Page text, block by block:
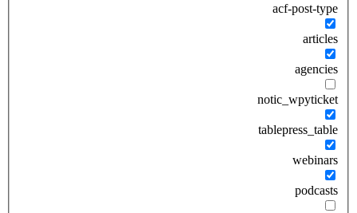
acf-post-type
articles
agencies
notic_wpyticket
tablepress_table
webinars
podcasts